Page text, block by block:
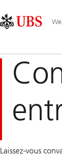
Area
principale
Laissez-vous